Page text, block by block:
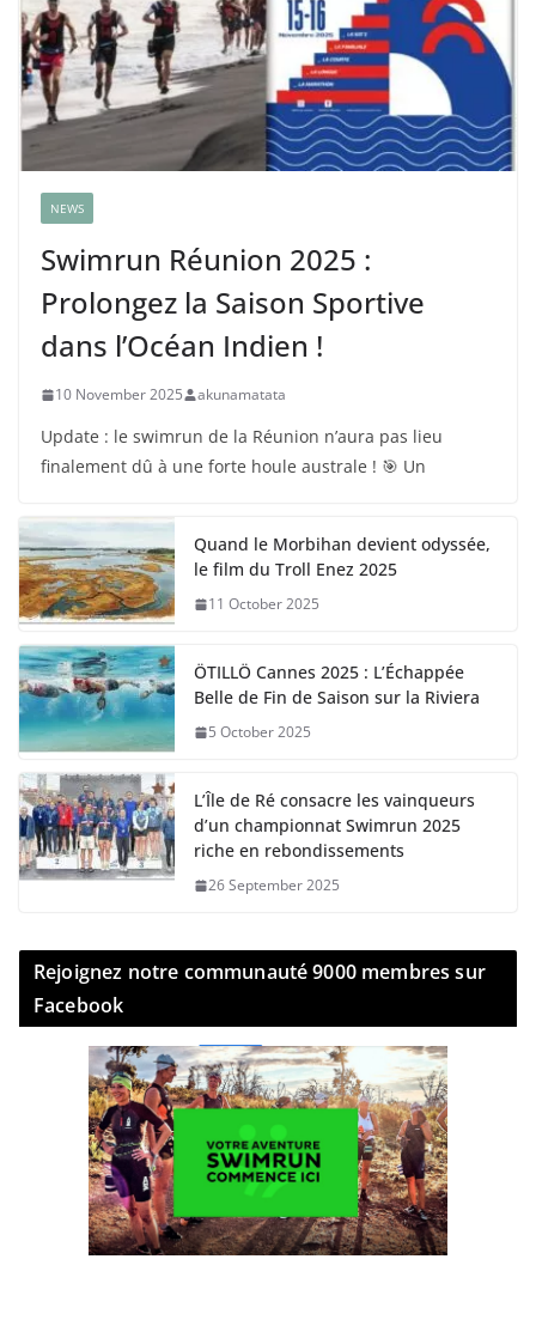
NEWS
Swimrun Réunion 2025 :
Prolongez la Saison Sportive
dans l’Océan Indien !
10 November 2025 akunamatata
Update : le swimrun de la Réunion n’aura pas lieu
finalement dû à une forte houle australe ! 🎯 Un
Quand le Morbihan devient odyssée,
le film du Troll Enez 2025
11 October 2025
ÖTILLÖ Cannes 2025 : L’Échappée
Belle de Fin de Saison sur la Riviera
5 October 2025
L’Île de Ré consacre les vainqueurs
d’un championnat Swimrun 2025
riche en rebondissements
26 September 2025
Rejoignez notre communauté 9000 membres sur
Facebook